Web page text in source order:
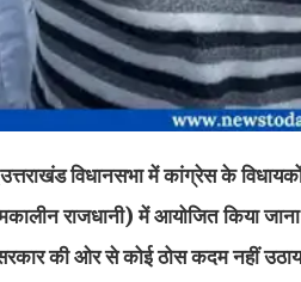
उत्तराखंड विधानसभा में कांग्रेस के
राजधानी) में आयोजित किया
की ओर से कोई ठोस कदम नहीं